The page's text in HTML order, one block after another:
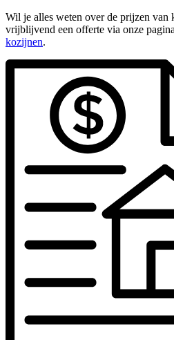
Wil je alles weten over de prijzen van
vrijblijvend een offerte via onze
kozijnen.